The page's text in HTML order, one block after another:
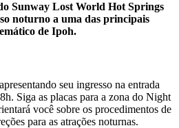
Sunway Lost World Hot Springs
noturno a uma das principais
de Ipoh.
seu ingresso na entrada
Siga as placas para a zona do Night
você sobre os procedimentos de
para as atrações noturnas.